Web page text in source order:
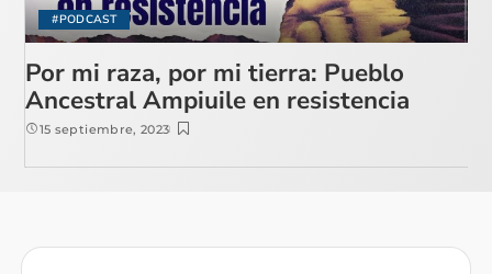
#PODCAST
Por mi raza, por mi tierra: Pueblo
Ancestral Ampiuile en resistencia
15 septiembre, 2023